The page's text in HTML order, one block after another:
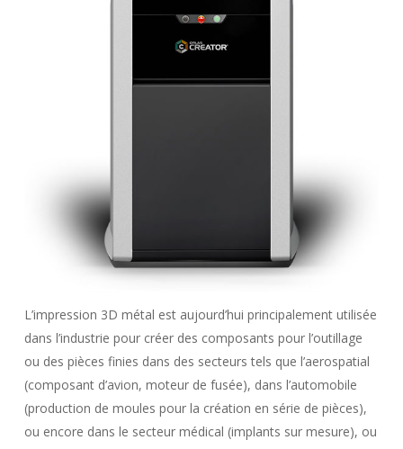
L’impression 3D métal est aujourd’hui principalement utilisée
dans l’industrie pour créer des composants pour l’outillage
ou des pièces finies dans des secteurs tels que l’aerospatial
(composant d’avion, moteur de fusée), dans l’automobile
(production de moules pour la création en série de pièces),
ou encore dans le secteur médical (implants sur mesure), ou